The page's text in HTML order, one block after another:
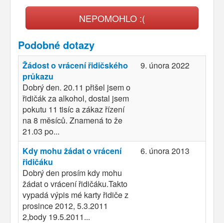
NEPOMOHLO :(
Podobné dotazy
Žádost o vrácení řidičského
průkazu
Dobrý den. 20.11 přišel jsem o
řidičák za alkohol, dostal jsem
pokutu 11 tisíc a zákaz řízení
na 8 měsíců. Znamená to že
21.03 po...
9. února 2022
Kdy mohu žádat o vrácení
řidičáku
Dobrý den prosím kdy mohu
žádat o vrácení řidičáku.Takto
vypadá výpis mé karty řidiče z
prosince 2012, 5.3.2011
2,body 19.5.2011...
6. února 2013